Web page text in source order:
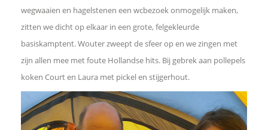
wegwaaien en hagelstenen een wcbezoek onmogelijk maken,
zitten we dicht op elkaar in een grote, felgekleurde
basiskamptent. Wouter zweept de sfeer op en we zingen met
zijn allen mee met foute Hollandse hits. Bij gebrek aan pollepels
koken Court en Laura met pickel en stijgerhout.